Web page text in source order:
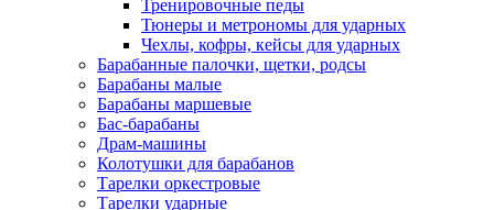
Тренировочные педы
Тюнеры и метрономы для ударных
Чехлы, кофры, кейсы для ударных
Барабанные палочки, щетки, родсы
Барабаны малые
Барабаны маршевые
Бас-барабаны
Драм-машины
Колотушки для барабанов
Тарелки оркестровые
Тарелки ударные